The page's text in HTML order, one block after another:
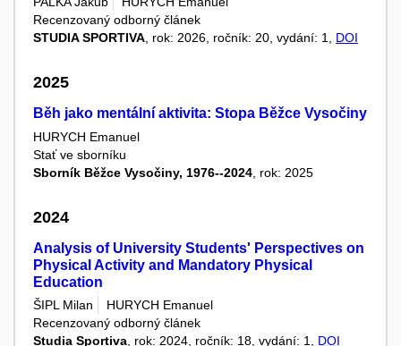
Recenzovaný odborný článek
STUDIA SPORTIVA , rok: 2026, ročník: 20, vydání: 1, DOI
2025
Běh jako mentální aktivita: Stopa Běžce Vysočiny
HURYCH Emanuel
Stať ve sborníku
Sborník Běžce Vysočiny, 1976--2024 , rok: 2025
2024
Analysis of University Students' Perspectives on
Physical Activity and Mandatory Physical
Education
ŠIPL Milan
HURYCH Emanuel
Recenzovaný odborný článek
Studia Sportiva, rok: 2024, ročník: 18, vydání: 1, DOI